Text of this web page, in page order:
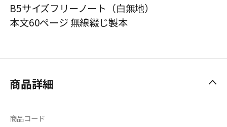
B5サイズフリーノート（白無地）
本文60ページ 無線綴じ製本
商品詳細
商品コード